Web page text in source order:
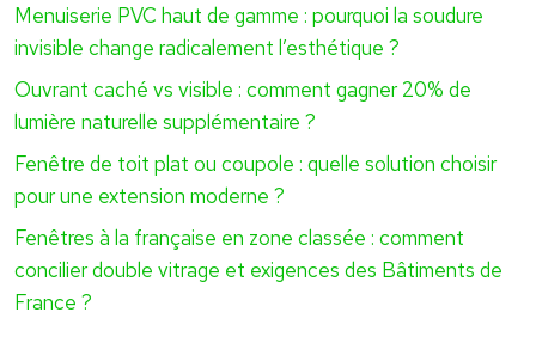
Menuiserie PVC haut de gamme : pourquoi la soudure
invisible change radicalement l’esthétique ?
Ouvrant caché vs visible : comment gagner 20% de
lumière naturelle supplémentaire ?
Fenêtre de toit plat ou coupole : quelle solution choisir
pour une extension moderne ?
Fenêtres à la française en zone classée : comment
concilier double vitrage et exigences des Bâtiments de
France ?